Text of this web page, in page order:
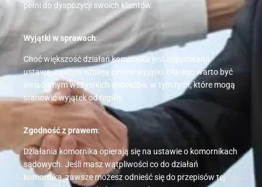
pełni do dyspozycji swoich klientów.
Wyjątki w sprawach:
Choć większość działań komornika jest regulowana
ustawą, zawsze istnieją pewne wyjątki. Dlatego warto być
świadomym wszystkich aspektów, w tym tych, które mogą
stanowić wyjątek od reguły.
Zgodność z prawem:
Działania komornika opierają się na ustawie o komornikach
sądowych. Jeśli masz wątpliwości co do działań
komornika, zawsze możesz odnieść się do przepisów tej